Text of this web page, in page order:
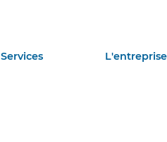
Services L'entreprise